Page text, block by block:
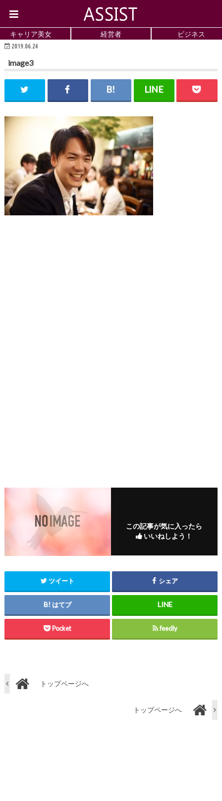
キャリア美女 経営者 ビジネス
2019.06.24
image3
この記事が気に入ったら
いいねしよう！
ツイート シェア
はてブ
Pocket feedly
トップページへ
トップページへ